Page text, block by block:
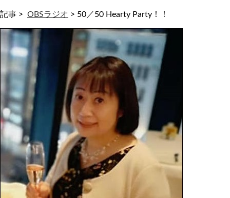
記事 > OBSラジオ > 50／50 Hearty Party！！